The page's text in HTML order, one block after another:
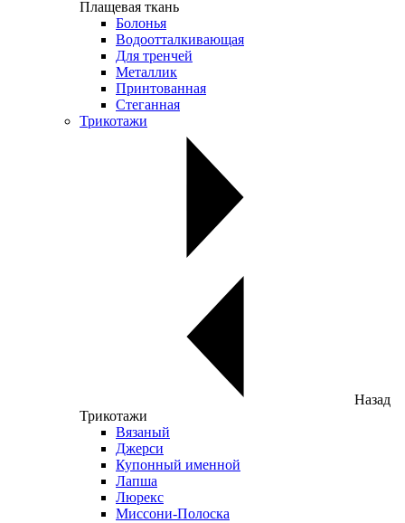
Плащевая ткань
Болонья
Водоотталкивающая
Для тренчей
Металлик
Принтованная
Стеганная
Трикотажи
Назад
Трикотажи
Вязаный
Джерси
Купонный именной
Лапша
Люрекс
Миссони-Полоска